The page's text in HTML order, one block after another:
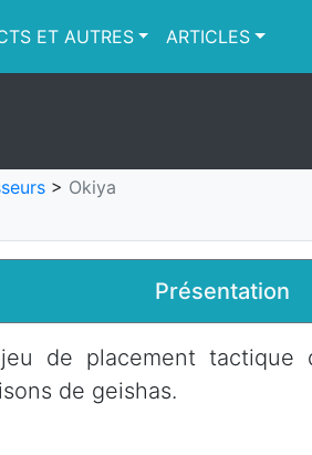
ET AUTRES ARTICLES
> Okiya
Présentation
de placement tactique
de geishas.